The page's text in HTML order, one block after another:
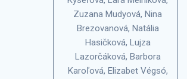
Zuzana Mudyová, Nina
Brezovanová, Natália
Hasičková, Lujza
Lazorčáková, Barbora
Karoľová, Elizabet Végsó,